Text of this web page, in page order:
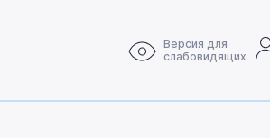
Версия для
слабовидящих